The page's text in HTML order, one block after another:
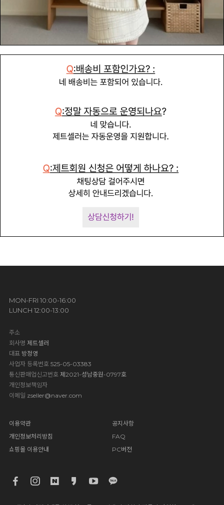
MON-FRI 10:00-16:00
LUNCH 12:00-13:00
주소
회사명 제트셀러
대표방정영
사업자 등록번호 525-05-03383
통신판매업신고번호 제2021-성남중원-0797호
개인정보책임자
이메일 zseller@naver.com
이용약관
개인정보처리방침
쇼핑몰 이용안내
공지사항
FAQ
PC버전